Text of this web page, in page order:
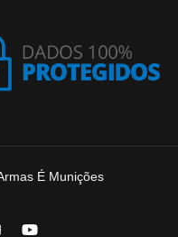
É Munições